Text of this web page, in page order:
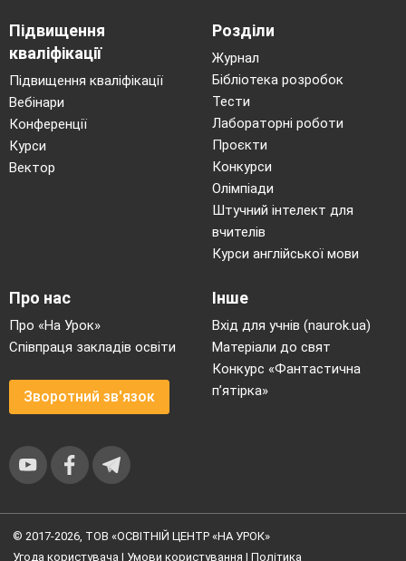
Підвищення
кваліфікації
Підвищення кваліфікації
Вебінари
Конференції
Курси
Вектор
Розділи
Журнал
Бібліотека розробок
Тести
Лабораторні роботи
Проєкти
Конкурси
Олімпіади
Штучний інтелект для
вчителів
Курси англійської мови
Про нас
Про «На Урок»
Співпраця закладів освіти
Зворотний зв'язок
Інше
Вхід для учнів (naurok.ua)
Матеріали до свят
Конкурс «Фантастична
п’ятірка»
© 2017-2026, ТОВ «ОСВІТНІЙ ЦЕНТР «НА УРОК»
Угода користувача | Умови користування | Політика